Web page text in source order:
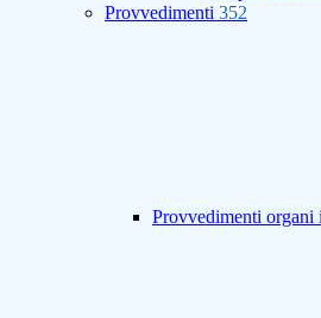
Provvedimenti 352
Provvedimenti